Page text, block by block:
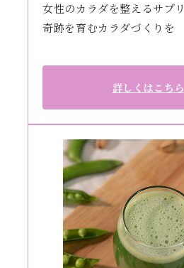
女性のカラダを整えるサプリ
奇跡を育むカラダづくりを
詳しくはこちら